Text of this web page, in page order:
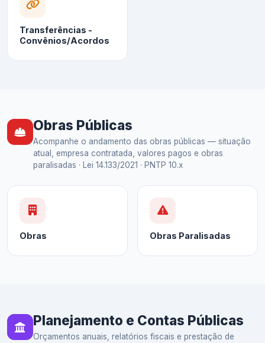
Transferências -
Convênios/Acordos
Obras Públicas
Acompanhe o andamento das obras públicas — situação
atual, empresa contratada, valores pagos e obras
paralisadas · Lei 14.133/2021 · PNTP 10.x
Obras Obras Paralisadas
Planejamento e Contas Públicas
Orçamentos anuais, relatórios fiscais e prestação de